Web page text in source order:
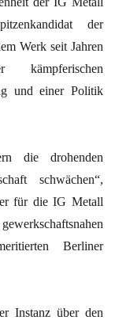
der
Werk seit Jahren
und einer Politik
die drohenden
schwächen“,
für die IG Metall
Berliner
Instanz über den